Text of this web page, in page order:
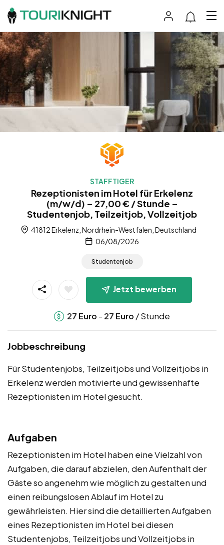
STAFFTIGER
Rezeptionisten im Hotel für Erkelenz
(m/w/d) – 27,00 € / Stunde –
Studentenjob, Teilzeitjob, Vollzeitjob
41812 Erkelenz, Nordrhein-Westfalen, Deutschland
06/08/2026
Studentenjob
Jetzt bewerben
27 Euro - 27 Euro / Stunde
Jobbeschreibung
Für Studentenjobs, Teilzeitjobs und Vollzeitjobs in
Erkelenz werden motivierte und gewissenhafte
Rezeptionisten im Hotel gesucht.
Aufgaben
Rezeptionisten im Hotel haben eine Vielzahl von
Aufgaben, die darauf abzielen, den Aufenthalt der
Gäste so angenehm wie möglich zu gestalten und
einen reibungslosen Ablauf im Hotel zu
gewährleisten. Hier sind die detaillierten Aufgaben
eines Rezeptionisten im Hotel bei diesen
Studentenjobs, Teilzeitjobs und Vollzeitjobs in